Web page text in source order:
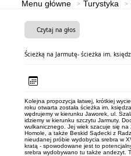
Menu główne Turystyka
Czytaj na głos
Ścieżką na Jarmutę- ścieżka im.
Kolejna propozycja łatwej, krótkiej
roku otwarta została ścieżka im.
wędrujemy w kierunku Jaworek, ul.
idziemy w kierunku szczytu Jarmuty.
wulkanicznego. Jej wiek szacuje się na
Homole, a także Beskid Sądecki z
nieudanej próbie wydobycia srebra w
kratą - spowodowane jest to
srebra wydobywano tu także andezyt.